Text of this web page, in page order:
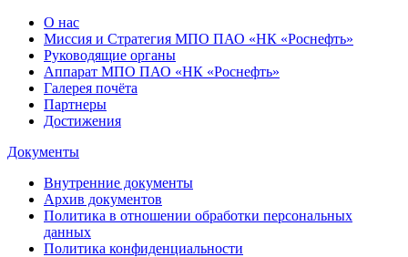
О нас
Миссия и Стратегия МПО ПАО «НК «Роснефть»
Руководящие органы
Аппарат МПО ПАО «НК «Роснефть»
Галерея почёта
Партнеры
Достижения
Документы
Внутренние документы
Архив документов
Политика в отношении обработки персональных
данных
Политика конфиденциальности